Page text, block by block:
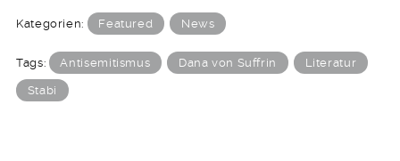
Kategorien: Featured News
Tags: Antisemitismus Dana von Suffrin Literatur
Stabi